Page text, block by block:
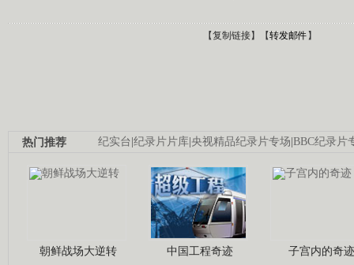
【复制链接】【转发邮件】
纪实台|纪录片片库|央视精品纪录片专场|BBC纪录片
热门推荐
朝鲜战场大逆转 中国工程奇迹 子宫内的奇迹